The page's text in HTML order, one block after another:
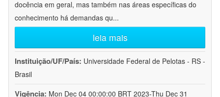
docência em geral, mas também nas áreas específicas do
conhecimento há demandas qu...
leia mais
Instituição/UF/País: Universidade Federal de Pelotas - RS -
Brasil
Vigência: Mon Dec 04 00:00:00 BRT 2023-Thu Dec 31